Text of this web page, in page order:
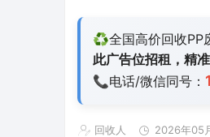
♻️全国高价回收PP
此广告位招租，精
📞电话/微信同号：
回收人 2026年05